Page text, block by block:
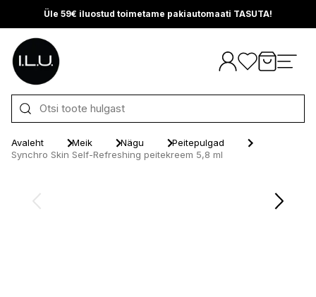
Üle 59€ iluostud toimetame pakiautomaati TASUTA!
Otse sisu juurde
Avaleht Meik Nägu
Peitepulgad
Synchro Skin Self-Refreshing peitekreem 5,8 ml